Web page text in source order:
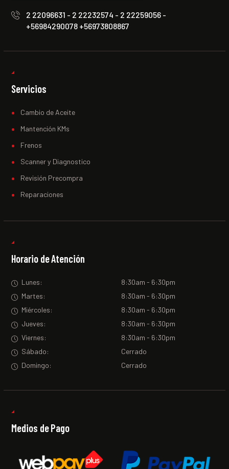
2 22096631 - 2 22232574 - 2 22259056 -
+56984290078 +56973808867
Servicios
Cambio de Aceite
Mantención KMs
Frenos
Scanner y Diagnostico
Revisión Precompra
Reparaciones
Horario de Atención
Lunes:
8:30am - 6:30pm
Martes:
8:30am - 6:30pm
Miércoles:
8:30am - 6:30pm
Jueves:
8:30am - 6:30pm
Viernes:
8:30am - 6:30pm
Sábado:
Cerrado
Domingo:
Cerrado
Medios de Pago